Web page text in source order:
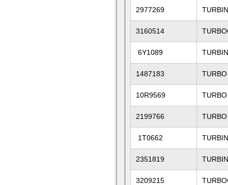
2977269
3160514
6Y1089
1487183
10R9569
2199766
1T0662
2351819
3209215